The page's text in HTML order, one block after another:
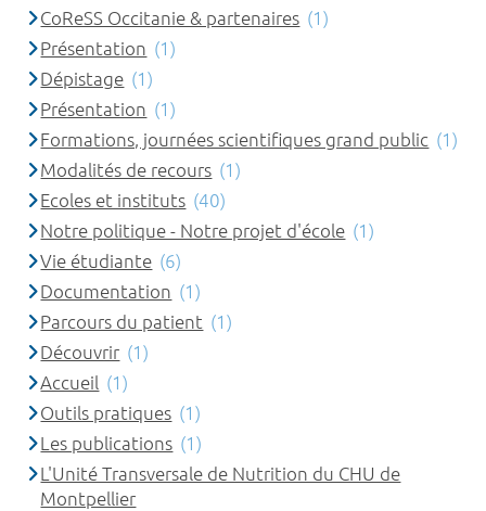
CoReSS Occitanie & partenaires (1)
Présentation (1)
Dépistage (1)
Présentation (1)
Formations, journées scientifiques grand public (1)
Modalités de recours (1)
Ecoles et instituts (40)
Notre politique - Notre projet d'école (1)
Vie étudiante (6)
Documentation (1)
Parcours du patient (1)
Découvrir (1)
Accueil (1)
Outils pratiques (1)
Les publications (1)
L'Unité Transversale de Nutrition du CHU de
Montpellier